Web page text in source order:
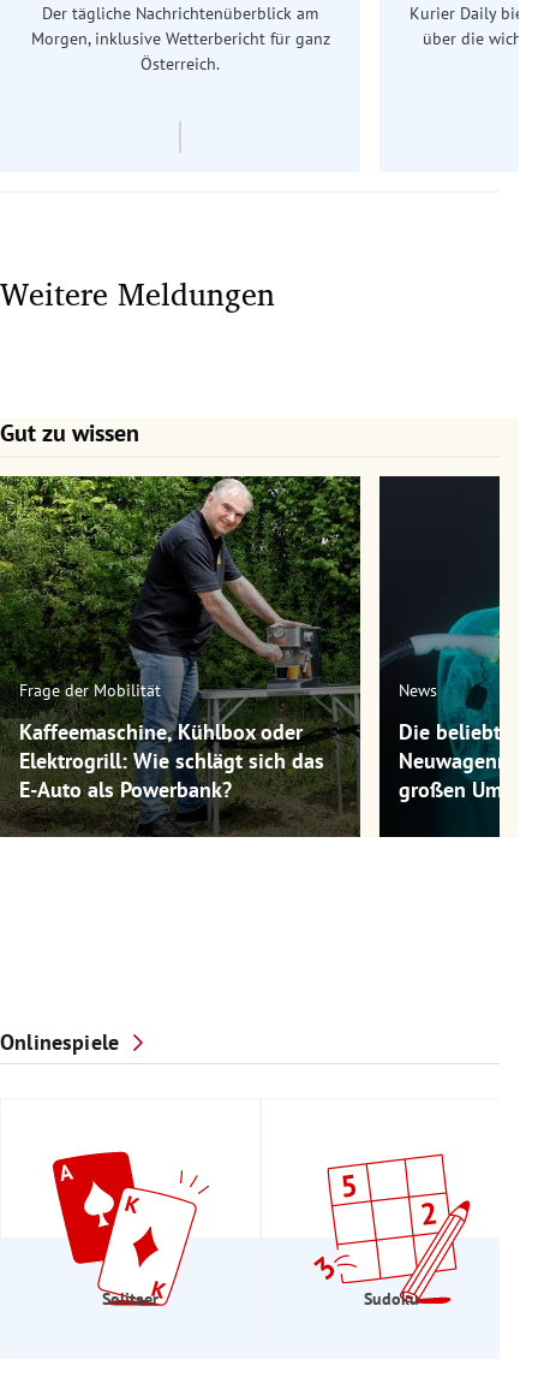
Der tägliche Nachrichtenüberblick am
Morgen, inklusive Wetterbericht für ganz
Österreich.
Kurier Daily
über die
Weitere Meldungen
Gut zu wissen
Slide 1 von 7
Frage der Mobilität
Kaffeemaschine, Kühlbox oder
Elektrogrill: Wie schlägt sich das
E-Auto als Powerbank?
News
Die
großen
Onlinespiele
Solitaer Sudoku